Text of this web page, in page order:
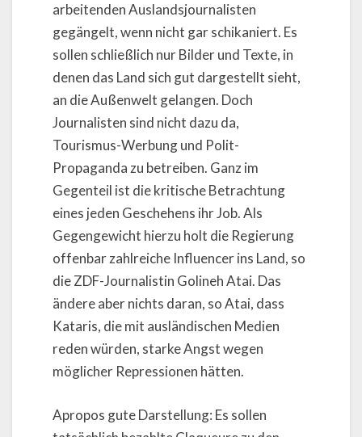
arbeitenden Auslandsjournalisten
gegängelt, wenn nicht gar schikaniert. Es
sollen schließlich nur Bilder und Texte, in
denen das Land sich gut dargestellt sieht,
an die Außenwelt gelangen. Doch
Journalisten sind nicht dazu da,
Tourismus-Werbung und Polit-
Propaganda zu betreiben. Ganz im
Gegenteil ist die kritische Betrachtung
eines jeden Geschehens ihr Job. Als
Gegengewicht hierzu holt die Regierung
offenbar zahlreiche Influencer ins Land, so
die ZDF-Journalistin Golineh Atai. Das
ändere aber nichts daran, so Atai, dass
Kataris, die mit ausländischen Medien
reden würden, starke Angst wegen
möglicher Repressionen hätten.
Apropos gute Darstellung: Es sollen